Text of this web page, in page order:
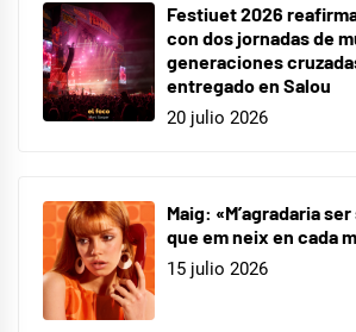
Festiuet 2026
con dos jornadas de
generaciones
entregado en Salou
20 julio 2026
Maig: «M’agradaria
que em neix en cada
15 julio 2026